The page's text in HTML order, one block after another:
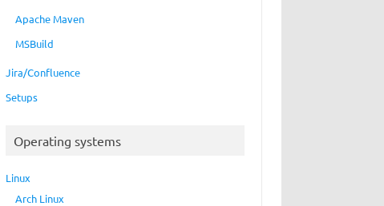
Apache Maven
MSBuild
Jira/Confluence
Setups
Operating systems
Linux
Arch Linux